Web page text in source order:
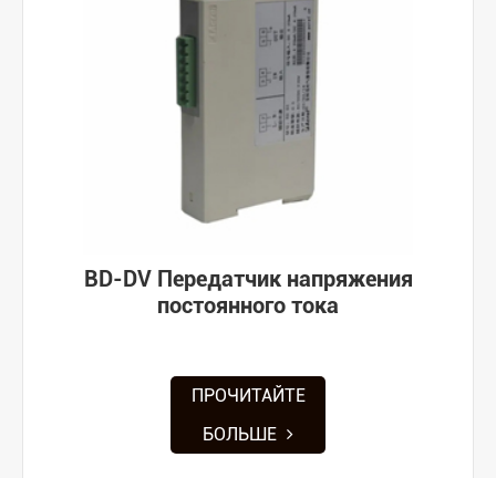
BD-DV Передатчик напряжения
постоянного тока
ПРОЧИТАЙТЕ
БОЛЬШЕ